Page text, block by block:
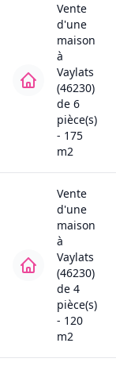
Vente
d'une
maison
à
Vaylats
(46230)
de 6
pièce(s)
- 175
m2
Vente
d'une
maison
à
Vaylats
(46230)
de 4
pièce(s)
- 120
m2